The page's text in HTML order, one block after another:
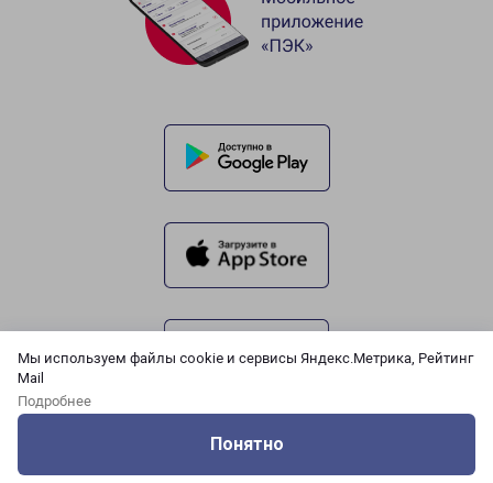
Мы используем файлы cookie и сервисы Яндекс.Метрика, Рейтинг
Mail
Подробнее
Понятно